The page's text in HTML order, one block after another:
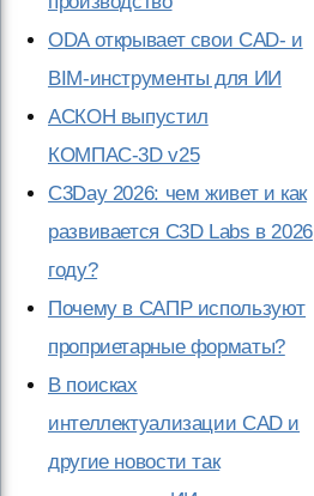
ODA открывает свои CAD- и
BIM-инструменты для ИИ
АСКОН выпустил
КОМПАС-3D v25
C3Day 2026: чем живет и как
развивается C3D Labs в 2026
году?
Почему в САПР используют
проприетарные форматы?
В поисках
интеллектуализации CAD и
другие новости так